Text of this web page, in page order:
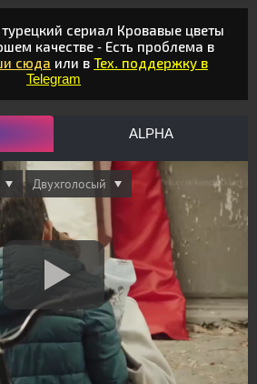
сериал Кровавые цветы
качестве - Есть проблема в
сюда или в Тех. поддержку в
Telegram
ALPHA